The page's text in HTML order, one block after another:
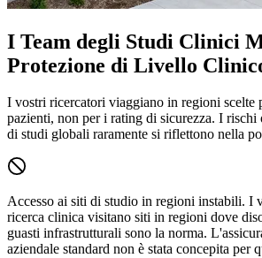
I Team degli Studi Clinici
Protezione di Livello
I vostri ricercatori viaggiano in regioni scelte
pazienti, non per i rating di sicurezza. I rischi
di studi globali raramente si riflettono nella
Accesso ai siti di studio in regioni instabili. I
ricerca clinica visitano siti in regioni dove
guasti infrastrutturali sono la norma.
aziendale standard non è stata concepita per